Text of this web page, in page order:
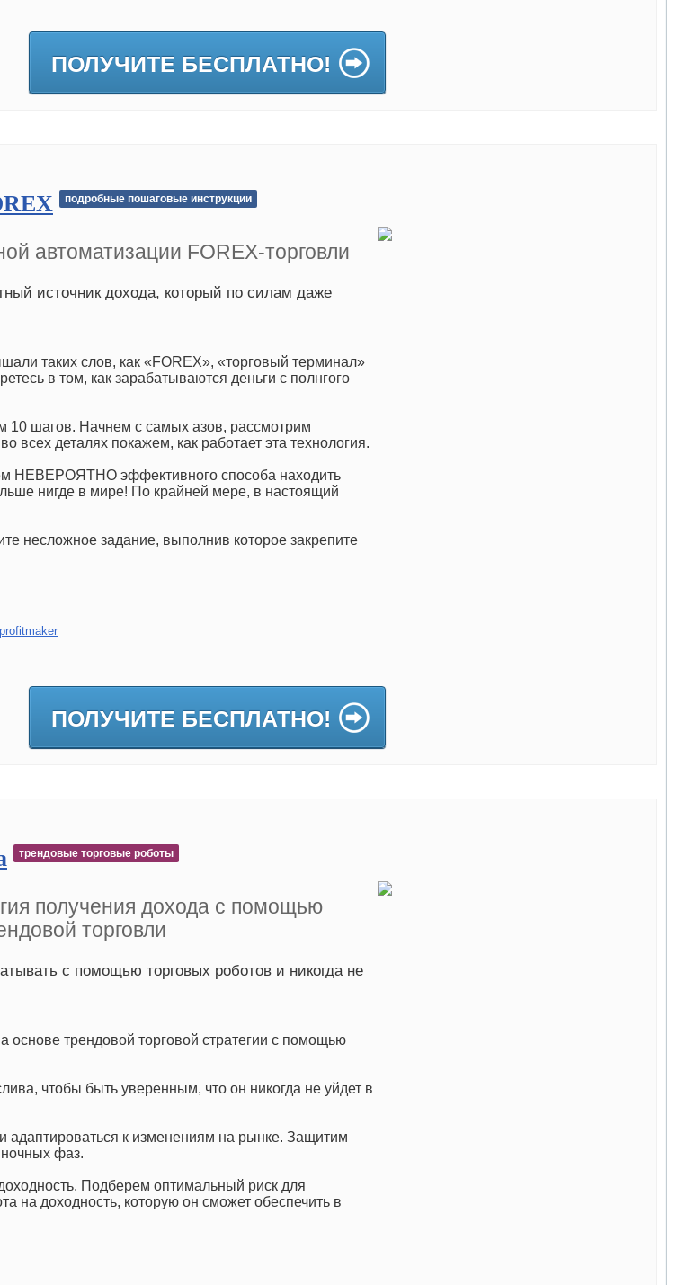
ПОЛУЧИТЕ БЕСПЛАТНО!
подробные пошаговые инструкции
автоматизации FOREX-торговли
источник дохода, который по силам даже
таких слов, как «FOREX», «торговый терминал»
в том, как зарабатываются деньги с полнгого
10 шагов. Начнем с самых азов, рассмотрим
всех деталях покажем, как работает эта технология.
НЕВЕРОЯТНО эффективного способа находить
нигде в мире! По крайней мере, в настоящий
несложное задание, выполнив которое закрепите
ПОЛУЧИТЕ БЕСПЛАТНО!
трендовые торговые роботы
получения дохода с помощью
торговли
с помощью торговых роботов и никогда не
основе трендовой торговой стратегии с помощью
чтобы быть уверенным, что он никогда не уйдет в
адаптироваться к изменениям на рынке. Защитим
фаз.
Подберем оптимальный риск для
на доходность, которую он сможет обеспечить в